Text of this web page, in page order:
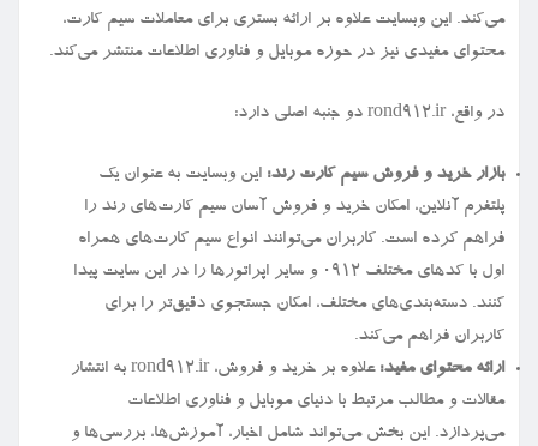
می‌کند. این وبسایت علاوه بر ارائه بستری برای معاملات سیم کارت،
محتوای مفیدی نیز در حوزه موبایل و فناوری اطلاعات منتشر می‌کند.
در واقع، rond912.ir دو جنبه اصلی دارد:
بازار خرید و فروش سیم کارت رند: این وبسایت به عنوان یک
پلتفرم آنلاین، امکان خرید و فروش آسان سیم کارت‌های رند را
فراهم کرده است. کاربران می‌توانند انواع سیم کارت‌های همراه
اول با کدهای مختلف ۰۹۱۲ و سایر اپراتورها را در این سایت پیدا
کنند. دسته‌بندی‌های مختلف، امکان جستجوی دقیق‌تر را برای
کاربران فراهم می‌کند.
ارائه محتوای مفید:
علاوه بر خرید و فروش، rond912.ir به انتشار
مقالات و مطالب مرتبط با دنیای موبایل و فناوری اطلاعات
می‌پردازد. این بخش می‌تواند شامل اخبار، آموزش‌ها، بررسی‌ها و